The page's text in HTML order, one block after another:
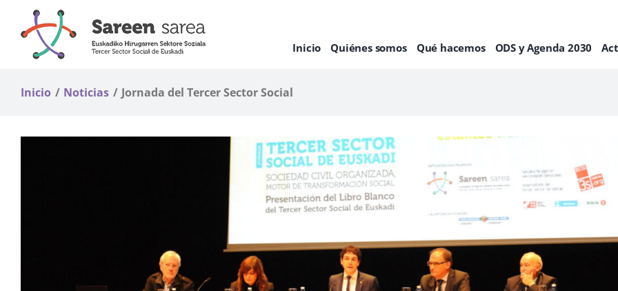
contenido
Inicio Quiénes somos Qué hacemos ODS y Agenda 2030
Inicio Noticias Jornada del Tercer Sector Social